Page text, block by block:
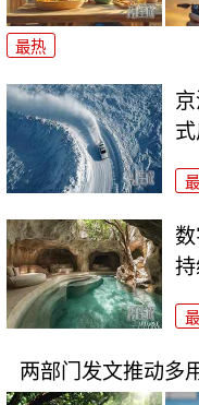
最热
两部门发文推动多